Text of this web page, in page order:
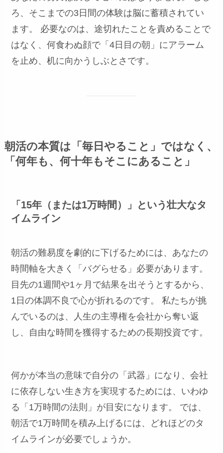
ろ、そこまでの3日間の体験は脳に蓄積されてい
ます。 必要なのは、途切れたことを責めることで
はなく、何食わぬ顔で「4日目の朝」にアラーム
を止め、机に向かうしぶとさです。
朝活の本質は「毎日やること」ではなく、
「何年も、何十年もそこにあること」
「15年（または1万時間）」という壮大なタ
イムライン
朝活の難易度を劇的に下げるためには、あなたの
時間軸を大きく「バグらせる」必要があります。
目先の1週間や1ヶ月で結果を出そうとするから、
1日の体調不良で心が折れるのです。 私たちが挑
んでいるのは、人生の主導権を会社から奪い返
し、自由な時間を獲得するための長期投資です。
何かが本当の意味で自分の「武器」になり、会社
に依存しない生き方を実現するためには、いわゆ
る「1万時間の法則」が目安になります。 では、
朝活で1万時間を積み上げるには、どれほどのタ
イムラインが必要でしょうか。